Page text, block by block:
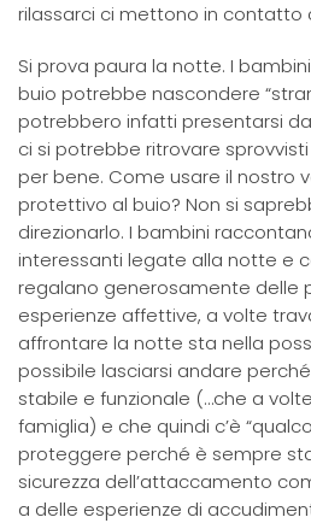
rilassarci ci mettono in contatto
Si prova paura la notte. I
buio potrebbe nascondere
potrebbero infatti presentarsi
ci si potrebbe ritrovare
per bene. Come usare il nostro
protettivo al buio? Non si
direzionarlo. I bambini
interessanti legate alla notte e
regalano generosamente delle
esperienze affettive, a volte
affrontare la notte sta nella
possibile lasciarsi andare
stabile e funzionale (…che a
famiglia) e che quindi c’è
proteggere perché è sempre
sicurezza dell’attaccamento
a delle esperienze di